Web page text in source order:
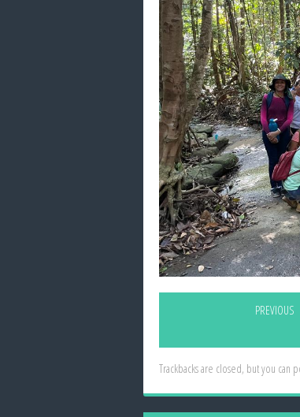
PREVIOUS
Trackbacks are closed, but you can